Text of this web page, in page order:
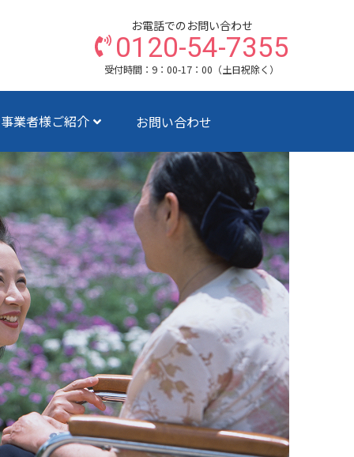
お電話でのお問い合わせ
0120-54-7355
受付時間：9：00-17：00（土日祝除く）
業者様ご紹介 お問い合わせ